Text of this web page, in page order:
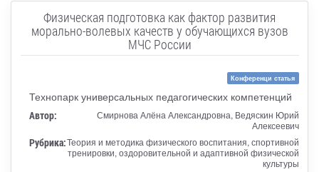
Физическая подготовка как фактор развития
морально-волевых качеств у обучающихся вузов
МЧС России
Конференци статья
Технопарк универсальных педагогических компетенций
Автор:
Смирнова Алёна Александровна, Ведяскин Юрий
Алексеевич
Рубрика:Теория и методика физического воспитания, спортивной
тренировки, оздоровительной и адаптивной физической
культуры